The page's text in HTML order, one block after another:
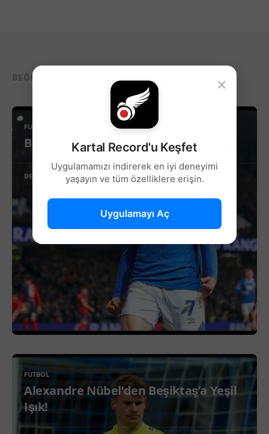
BEĞENEBILECEĞIN DIĞER YAZILAR...
FUTBOL
Beşiktaş’ta Sağ Kanat İçin Yeni Aday!
DEVAMINI OKU
FUTBOL
Alexandre Nübel’den Beşiktaş’a Yeşil
Işık!
×
Kartal Record'u Keşfet
Uygulamamızı indirerek en iyi deneyimi
yaşayın ve tüm özelliklere erişin.
Uygulamayı Aç